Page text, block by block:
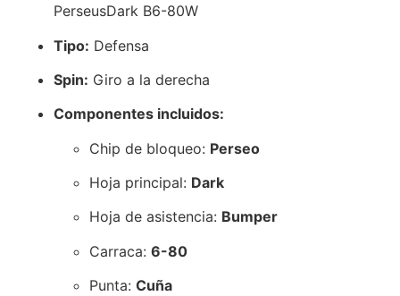
PerseusDark B6-80W
Tipo: Defensa
Spin: Giro a la derecha
Componentes incluidos:
Chip de bloqueo: Perseo
Hoja principal: Dark
Hoja de asistencia: Bumper
Carraca: 6-80
Punta: Cuña